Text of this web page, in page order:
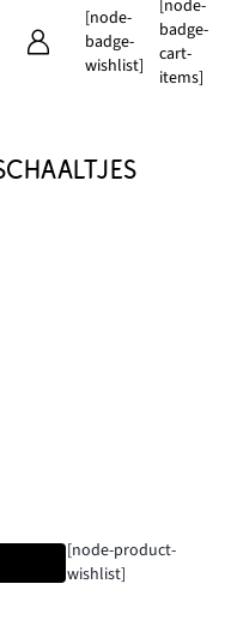
[node-
badge-
wishlist]
[node-
badge-
cart-
items]
[node-product-
wishlist]